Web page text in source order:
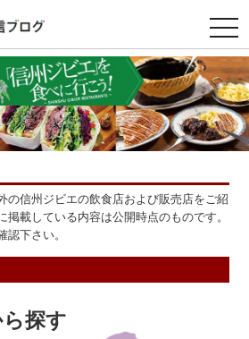
t
o
g
g
l
e
n
a
v
i
t
i
の信州ジビエの飲食店および販売店をご紹
載している内容は公開時点のものです。
下さい。
探す